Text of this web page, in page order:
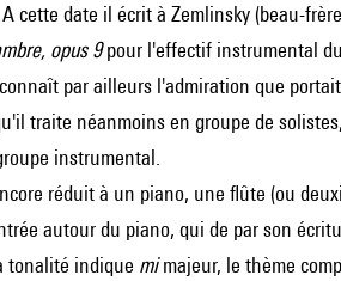
cette date il écrit à Zemlinsky(beau-
opus 9pour l'effectif instrumental du
par ailleurs l'admiration que portait
traite néanmoins en groupe de
instrumental.
réduit à un piano, une flûte (ou
autour du piano, qui de par son
tonalité indique mimajeur, le thème